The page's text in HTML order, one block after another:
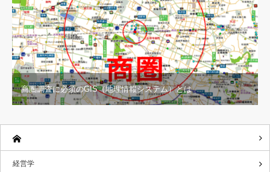
商圏調査に必須のGIS（地理情報システム）とは
経営学